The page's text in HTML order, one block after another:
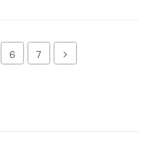
6 7 Далее